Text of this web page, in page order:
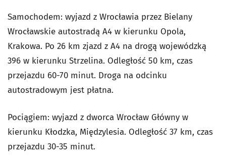
Samochodem: wyjazd z Wrocławia przez Bielany
Wrocławskie autostradą A4 w kierunku Opola,
Krakowa. Po 26 km zjazd z A4 na drogą wojewódzką
396 w kierunku Strzelina. Odległość 50 km, czas
przejazdu 60-70 minut. Droga na odcinku
autostradowym jest płatna.
Pociągiem: wyjazd z dworca Wrocław Główny w
kierunku Kłodzka, Międzylesia. Odległość 37 km, czas
przejazdu 30-35 minut.